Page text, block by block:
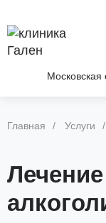
Московская
О КЛИНИКЕ
УСЛУГИ
КОНТАКТЫ
Главная Услуги